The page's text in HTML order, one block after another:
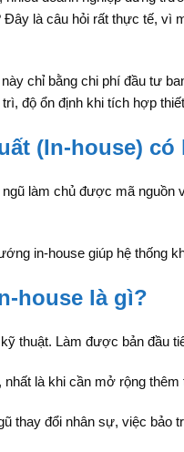
là câu hỏi rất thực tế, vì
chỉ bằng chi phí đầu tư
độ ổn định khi tích hợp
(In-house)
làm chủ được mã nguồn
in-house giúp hệ thống
house là gì?
thuật. Làm được bản đầu
là khi cần mở rộng
thay đổi nhân sự, việc